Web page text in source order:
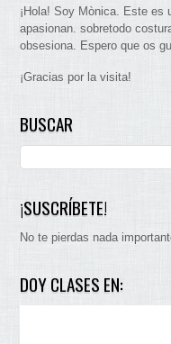
¡Hola! Soy Mònica. Este es
apasionan. sobretodo
obsesiona. Espero que os
¡Gracias por la visita!
BUSCAR
¡SUSCRÍBETE!
No te pierdas nada
DOY CLASES EN: